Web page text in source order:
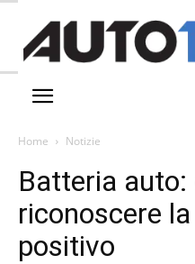
Home Notizie
Batteria auto:
riconoscere
positivo